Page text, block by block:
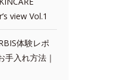
view Vol.1
体験レポ
手入れ方法｜